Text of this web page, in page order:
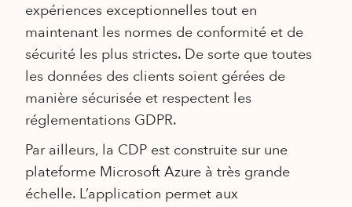
expériences exceptionnelles tout en
maintenant les normes de conformité et de
sécurité les plus strictes. De sorte que toutes
les données des clients soient gérées de
manière sécurisée et respectent les
réglementations GDPR.
Par ailleurs, la CDP est construite sur une
plateforme Microsoft Azure à très grande
échelle. L’application permet aux